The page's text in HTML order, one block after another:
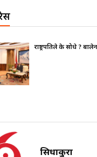
भाइचारा खलबलाउने कुनै
सिधाकुरा